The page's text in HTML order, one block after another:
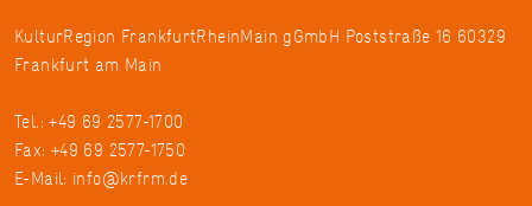
KulturRegion FrankfurtRheinMain gGmbH Poststraße 16 60329
Frankfurt am Main
Tel.: +49 69 2577-1700
Fax: +49 69 2577-1750
E-Mail: info@krfrm.de